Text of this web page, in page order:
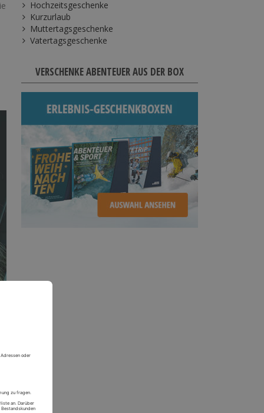
Hochzeitsgeschenke
Kurzurlaub
Muttertagsgeschenke
Vatertagsgeschenke
VERSCHENKE ABENTEUER AUS DER BOX